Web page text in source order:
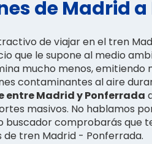
de Madrid
de viajar en el tren
que le supone al medio
mucho menos, emitiendo
contaminantes al aire
entre Madrid y Ponferrada
masivos. No hablamos
buscador comprobarás que
de tren Madrid - Ponferrada.